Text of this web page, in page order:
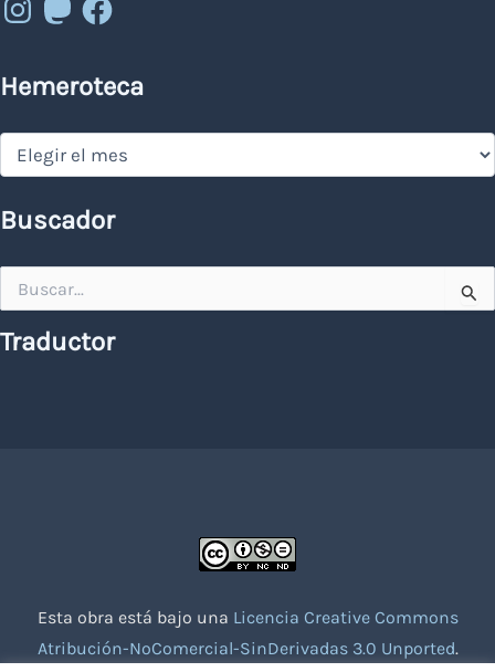
Hemeroteca
Hemeroteca
Buscador
por:
Traductor
Esta obra está bajo una Licencia Creative Commons
Atribución-NoComercial-SinDerivadas 3.0 Unported.